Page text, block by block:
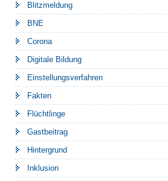
Blitzmeldung
BNE
Corona
Digitale Bildung
Einstellungsverfahren
Fakten
Flüchtlinge
Gastbeitrag
Hintergrund
Inklusion